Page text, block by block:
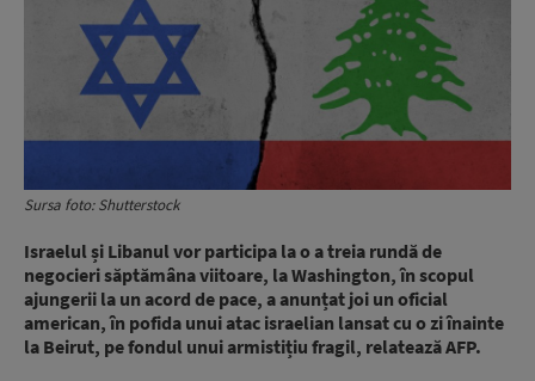
Sursa foto: Shutterstock
Israelul și Libanul vor participa la o a treia rundă de
negocieri săptămâna viitoare, la Washington, în scopul
ajungerii la un acord de pace, a anunțat joi un oficial
american, în pofida unui atac israelian lansat cu o zi înainte
la Beirut, pe fondul unui armistițiu fragil, relatează AFP.